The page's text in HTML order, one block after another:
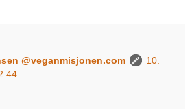
@veganmisjonen.com
10.